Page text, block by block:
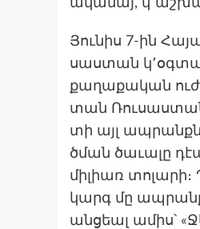
ակա­մայ,
Յու­նիս 7-ին
սաստան
քա­ղաքա­կան
տան
տի այլ
ծման ծա­ւալը
մի­լիառ
կարգ մը
ան­ցեալ ամիս՝